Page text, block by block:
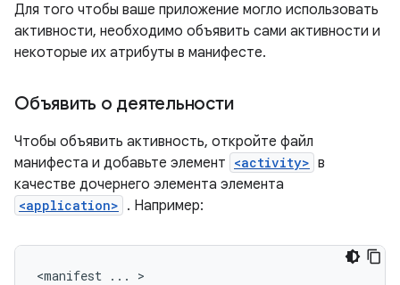
Для того чтобы ваше приложение могло использовать
активности, необходимо объявить сами активности и
некоторые их атрибуты в манифесте.
Объявить о деятельности
Чтобы объявить активность, откройте файл
манифеста и добавьте элемент <activity> в
качестве дочернего элемента элемента
<application> . Например:
<manifest ...